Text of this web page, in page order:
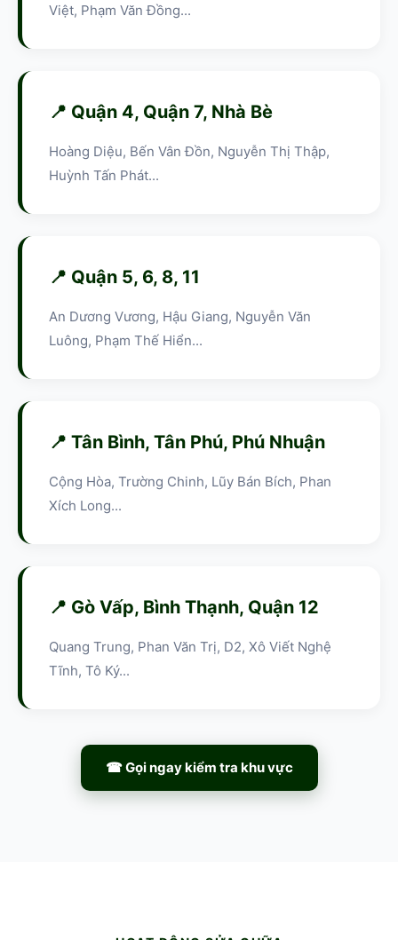
Việt, Phạm Văn Đồng...
📍 Quận 4, Quận 7, Nhà Bè
Hoàng Diệu, Bến Vân Đồn, Nguyễn Thị Thập,
Huỳnh Tấn Phát...
📍 Quận 5, 6, 8, 11
An Dương Vương, Hậu Giang, Nguyễn Văn
Luông, Phạm Thế Hiển...
📍 Tân Bình, Tân Phú, Phú Nhuận
Cộng Hòa, Trường Chinh, Lũy Bán Bích, Phan
Xích Long...
📍 Gò Vấp, Bình Thạnh, Quận 12
Quang Trung, Phan Văn Trị, D2, Xô Viết Nghệ
Tĩnh, Tô Ký...
☎ Gọi ngay kiểm tra khu vực